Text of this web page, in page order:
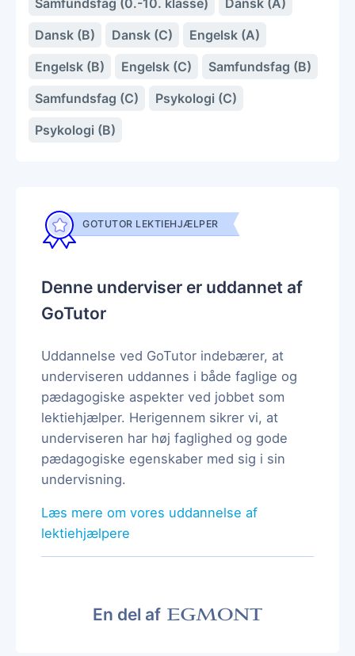
Dansk (B)
Dansk (C)
Engelsk (A)
Engelsk (B)
Engelsk (C)
Samfundsfag (B)
Samfundsfag (C)
Psykologi (C)
Psykologi (B)
GOTUTOR LEKTIEHJÆLPER
Denne underviser er uddannet af
GoTutor
Uddannelse ved GoTutor indebærer, at
underviseren uddannes i både faglige og
pædagogiske aspekter ved jobbet som
lektiehjælper. Herigennem sikrer vi, at
underviseren har høj faglighed og gode
pædagogiske egenskaber med sig i sin
undervisning.
Læs mere om vores uddannelse af
lektiehjælpere
En del af